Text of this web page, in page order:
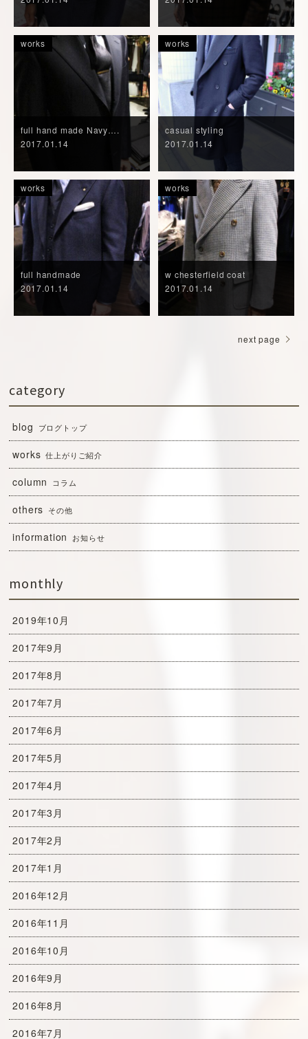
full hand made Navy….
2017.01.14
works
casual styling
2017.01.14
works
full handmade
2017.01.14
works
w chesterfield coat
2017.01.14
works
next page
category
blog ブログトップ
works 仕上がりご紹介
column コラム
others その他
information お知らせ
monthly
2019年10月
2017年9月
2017年8月
2017年7月
2017年6月
2017年5月
2017年4月
2017年3月
2017年2月
2017年1月
2016年12月
2016年11月
2016年10月
2016年9月
2016年8月
2016年7月